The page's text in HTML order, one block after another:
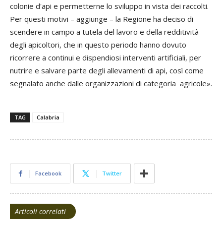
colonie d'api e permetterne lo sviluppo in vista dei raccolti.
Per questi motivi – aggiunge – la Regione ha deciso di
scendere in campo a tutela del lavoro e della redditività
degli apicoltori, che in questo periodo hanno dovuto
ricorrere a continui e dispendiosi interventi artificiali, per
nutrire e salvare parte degli allevamenti di api, così come
segnalato anche dalle organizzazioni di categoria agricole».
TAG Calabria
Facebook Twitter
Articoli correlati